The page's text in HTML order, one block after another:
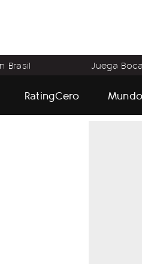
Brasil Juega Boca
RatingCero Mundo